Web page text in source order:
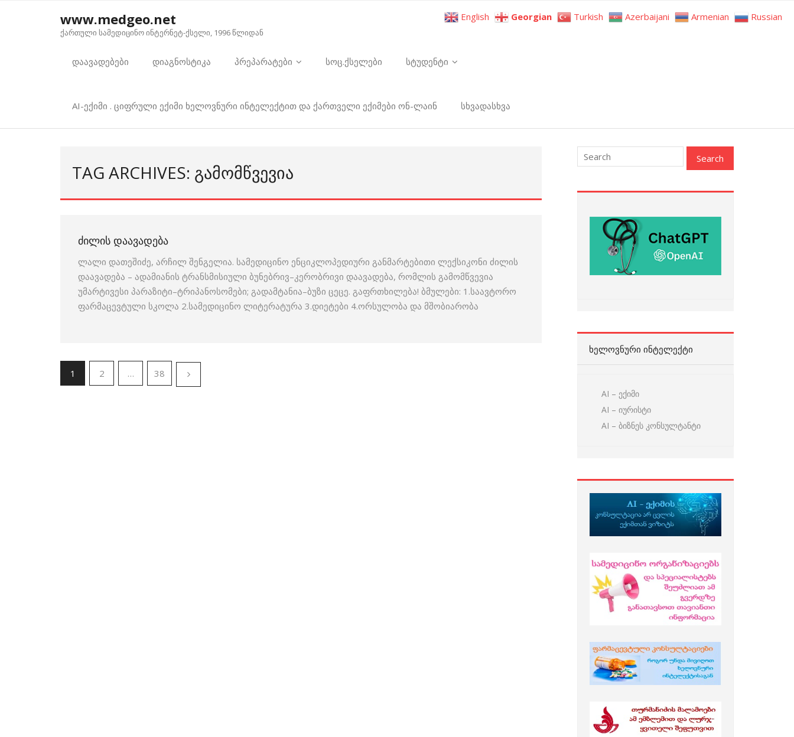
www.medgeo.net
ქართული სამედიცინო ინტერნეტ-ქსელი, 1996 წლიდან
დაავადებები დიაგნოსტიკა პრეპარატები სოც.ქსელები სტუდენტი
AI-ექიმი . ციფრული ექიმი ხელოვნური ინტელექტით და ქართველი ექიმები ონ-ლაინ სხვადასხვა
TAG ARCHIVES: ᲒᲐᲛᲝᲛᲬᲕᲔᲕᲘᲐ
ᲫᲘᲚᲘᲡ ᲓᲐᲐᲕᲐᲓᲔᲑᲐ
ლალი დათეშიძე, არჩილ შენგელია. სამედიცინო ენციკლოპედიური განმარტებითი ლექსიკონი ძილის
დაავადება – ადამიანის ტრანსმისიული ბუნებრივ–კერობრივი დაავადება, რომლის გამომწვევია
უმარტივესი პარაზიტი–ტრიპანოსომები; გადამტანია–ბუზი ცეცე. გაფრთხილება! ბმულები: 1.საავტორო
ფარმაცევტული სკოლა 2.სამედიცინო ლიტერატურა 3.დიეტები 4.ორსულობა და მშობიარობა
1 2 … 38
ᲮᲔᲚᲝᲕᲜᲣᲠᲘ ᲘᲜᲢᲔᲚᲔᲥᲢᲘ
AI – ექიმი
AI – იურისტი
AI – ბიზნეს კონსულტანტი
English Georgian Turkish Azerbaijani Armenian Russian